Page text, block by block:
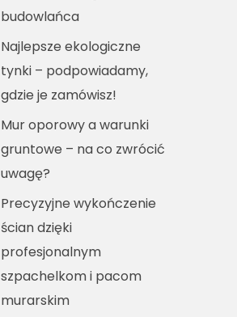
budowlańca
Najlepsze ekologiczne
tynki – podpowiadamy,
gdzie je zamówisz!
Mur oporowy a warunki
gruntowe – na co zwrócić
uwagę?
Precyzyjne wykończenie
ścian dzięki
profesjonalnym
szpachelkom i pacom
murarskim